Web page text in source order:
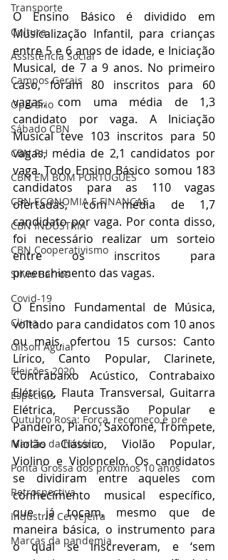
Transporte
Cultura
Assistência Social
Campos Gerais
Operário
Sábado CBN
CBN RH
CBN EM BOM PORTUGUÊS
CBN ECONOMIA E FINANÇAS
CBN INDÚSTRIA
CBN Cooperativismo
Silvio Barros
Covid-19
Clima
Gilson Aguiar
Eleições 2020
Especiais
Outubro Rosa: Força, recomeço e pre
Marcas da história
Ponta Grossa dos próximos 10 anos
Retrospectiva
Indústria Cervejeira
Marcas da pandemia
O Ensino Básico é dividido em
Musicalização Infantil, para crianças
entre 5 e 6 anos de idade, e Iniciação
Musical, de 7 a 9 anos. No primeiro
caso, foram 80 inscritos para 60
vagas, com uma média de 1,3
candidato por vaga. A Iniciação
Musical teve 103 inscritos para 50
vagas, média de 2,1 candidatos por
vaga. Todo Ensino Básico somou 183
candidatos para as 110 vagas
ofertadas, com média de 1,7
candidato por vaga. Por conta disso,
foi necessário realizar um sorteio
entre os inscritos para
preenchimento das vagas.
O Ensino Fundamental de Música,
voltado para candidatos com 10 anos
ou mais, ofertou 15 cursos: Canto
Lírico, Canto Popular, Clarinete,
Contrabaixo Acústico, Contrabaixo
Elétrico, Flauta Transversal, Guitarra
Elétrica, Percussão Popular e
Pandeiro, Piano, Saxofone, Trompete,
Violão Clássico, Violão Popular,
Violino e Violoncelo. Os candidatos
se dividiram entre aqueles com
conhecimento musical específico,
que já tocam, mesmo que de
maneira básica, o instrumento para
o qual se inscreveram, e ‘sem